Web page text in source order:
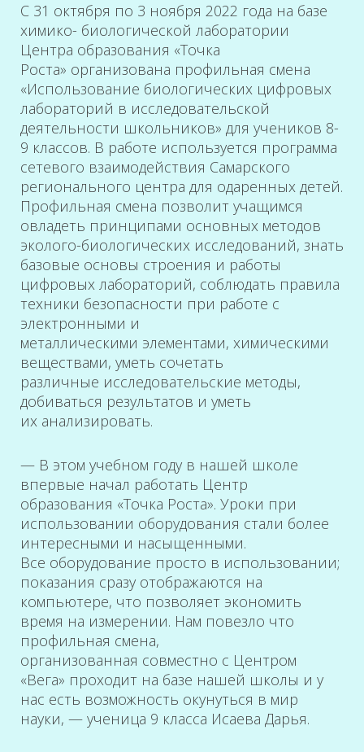
С 31 октября по 3 ноября 2022 года на базе
химико- биологической лаборатории
Центра образования «Точка
Роста» организована профильная смена
«Использование биологических цифровых
лабораторий в исследовательской
деятельности школьников» для учеников 8-
9 классов. В работе используется программа
сетевого взаимодействия Самарского
регионального центра для одаренных детей.
Профильная смена позволит учащимся
овладеть принципами основных методов
эколого-биологических исследований, знать
базовые основы строения и работы
цифровых лабораторий, соблюдать правила
техники безопасности при работе с
электронными и
металлическими элементами, химическими
веществами, уметь сочетать
различные исследовательские методы,
добиваться результатов и уметь
их анализировать.
— В этом учебном году в нашей школе
впервые начал работать Центр
образования «Точка Роста». Уроки при
использовании оборудования стали более
интересными и насыщенными.
Все оборудование просто в использовании;
показания сразу отображаются на
компьютере, что позволяет экономить
время на измерении. Нам повезло что
профильная смена,
организованная совместно с Центром
«Вега» проходит на базе нашей школы и у
нас есть возможность окунуться в мир
науки, — ученица 9 класса Исаева Дарья.